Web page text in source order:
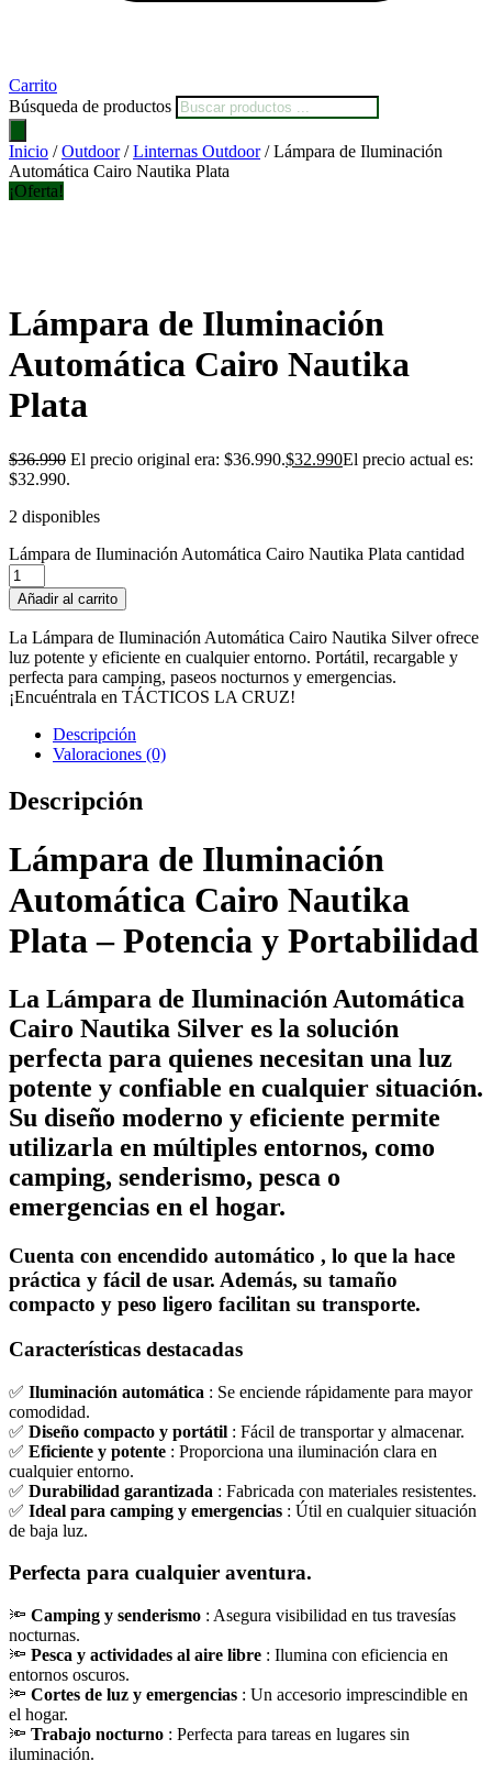
Carrito
Búsqueda de productos
Inicio /Outdoor/Linternas Outdoor/ Lámpara de Iluminación
Automática Cairo Nautika Plata
¡Oferta!
Lámpara de Iluminación
Automática Cairo Nautika
Plata
$36.990 El precio original era: $36.990.$32.990El precio actual es:
$32.990.
2 disponibles
Lámpara de Iluminación Automática Cairo Nautika Plata cantidad
Añadir al carrito
La Lámpara de Iluminación Automática Cairo Nautika Silver ofrece
luz potente y eficiente en cualquier entorno. Portátil, recargable y
perfecta para camping, paseos nocturnos y emergencias.
¡Encuéntrala en TÁCTICOS LA CRUZ!
Descripción
Valoraciones (0)
Descripción
Lámpara de Iluminación
Automática Cairo Nautika
Plata – Potencia y Portabilidad
La Lámpara de Iluminación Automática
Cairo Nautika Silver es la solución
perfecta para quienes necesitan una luz
potente y confiable en cualquier situación.
Su diseño moderno y eficiente permite
utilizarla en múltiples entornos, como
camping, senderismo, pesca o
emergencias en el hogar.
Cuenta con encendido automático , lo que la hace
práctica y fácil de usar. Además, su tamaño
compacto y peso ligero facilitan su transporte.
Características destacadas
✅ Iluminación automática : Se enciende rápidamente para mayor
comodidad.
✅ Diseño compacto y portátil : Fácil de transportar y almacenar.
✅ Eficiente y potente : Proporciona una iluminación clara en
cualquier entorno.
✅ Durabilidad garantizada : Fabricada con materiales resistentes.
✅ Ideal para camping y emergencias : Útil en cualquier situación
de baja luz.
Perfecta para cualquier aventura.
🔦 Camping y senderismo : Asegura visibilidad en tus travesías
nocturnas.
🔦 Pesca y actividades al aire libre : Ilumina con eficiencia en
entornos oscuros.
🔦 Cortes de luz y emergencias : Un accesorio imprescindible en
el hogar.
🔦 Trabajo nocturno : Perfecta para tareas en lugares sin
iluminación.